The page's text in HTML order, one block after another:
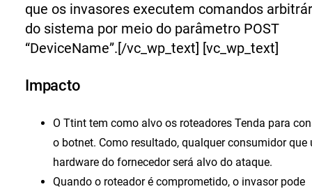
que os invasores executem comandos
do sistema por meio do parâmetro POST
“DeviceName”.[/vc_wp_text] [vc_wp_text]
Impacto
O Ttint tem como alvo os roteadores Tenda para
o botnet. Como resultado, qualquer consumidor que
hardware do fornecedor será alvo do ataque.
Quando o roteador é comprometido, o invasor pode